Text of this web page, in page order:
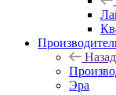
Назад
Эра